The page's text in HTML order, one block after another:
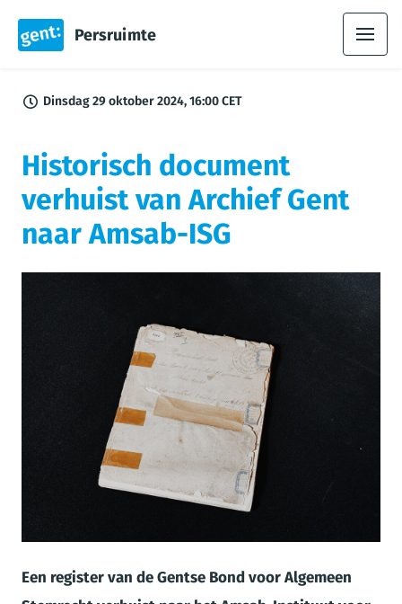
Persruimte
Dinsdag 29 oktober 2024, 16:00 CET
Historisch document
verhuist van Archief Gent
naar Amsab-ISG
Een register van de Gentse Bond voor Algemeen